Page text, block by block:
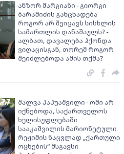
ანზორ მარგიანი - გიორგი
ბარამიძის განცხადება
როგორ არ შეიცავს სისხლის
სამართლის დანაშაულს? -
ალბათ, დავალება ჰქონდა
ვიღაცისგან, თორემ როგორ
შეიძლებოდა ამის თქმა?
შალვა პაპუაშვილი - ომი არ
იქნებოდა, საქართველოს
ხელისუფლებაში
სააკაშვილის მარიონეტული
რეჟიმის ნაცვლად „ქართული
ოცნების“ მსგავსი